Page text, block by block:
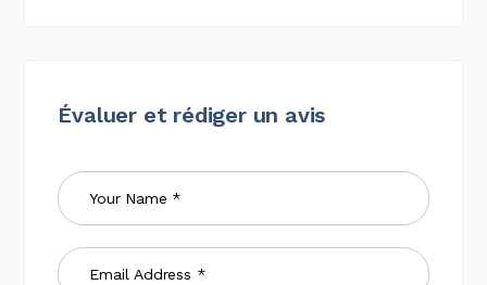
Évaluer et rédiger un avis